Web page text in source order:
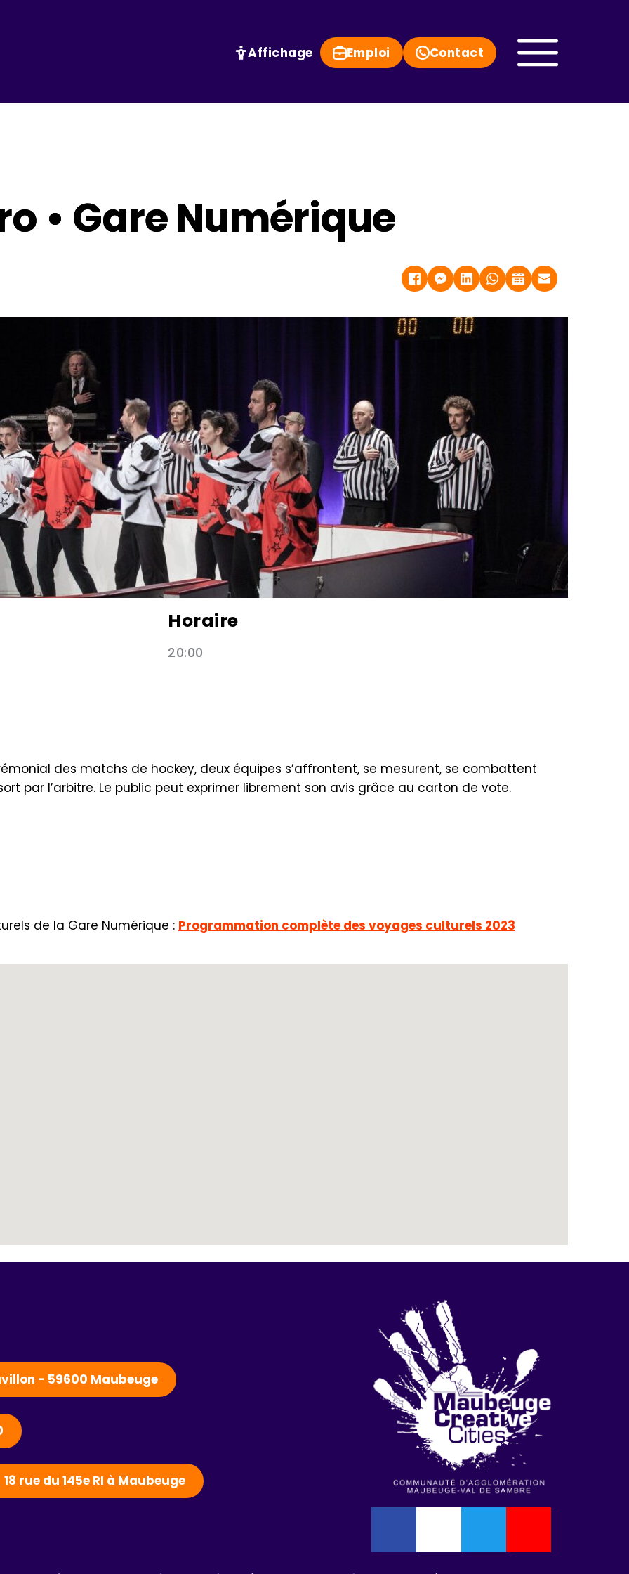
Affichage Emploi Contact
• Gare Numérique
Horaire
20:00
des matchs de hockey, deux équipes s’affrontent, se mesurent, se combattent
par l’arbitre. Le public peut exprimer librement son avis grâce au carton de vote.
de la Gare Numérique : Programmation complète des voyages culturels 2023
- 59600 Maubeuge
rue du 145e RI à Maubeuge